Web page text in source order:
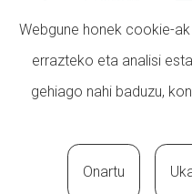
Webgune honek cookie-
errazteko eta analisi
gehiago nahi baduzu,
Onartu